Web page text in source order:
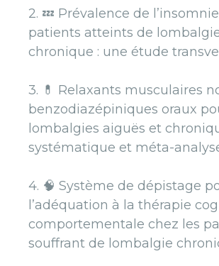
2. 💤 Prévalence de
patients atteints de
chronique : une étude
3. 💊 Relaxants musculaires
benzodiazépiniques oraux
lombalgies aiguës et
systématique et méta-
4. 🧠 Système de dépistage
l’adéquation à la thérapie
comportementale chez les
souffrant de lombalgie